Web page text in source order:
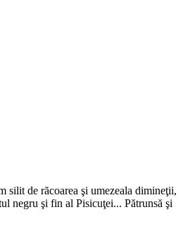
silit de răcoarea şi umezeala dimineţii,
negru şi fin al Pisicuţei... Pătrunsă şi